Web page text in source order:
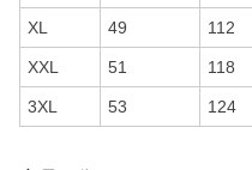
XL 49 112
XXL 51 118
3XL 53 124